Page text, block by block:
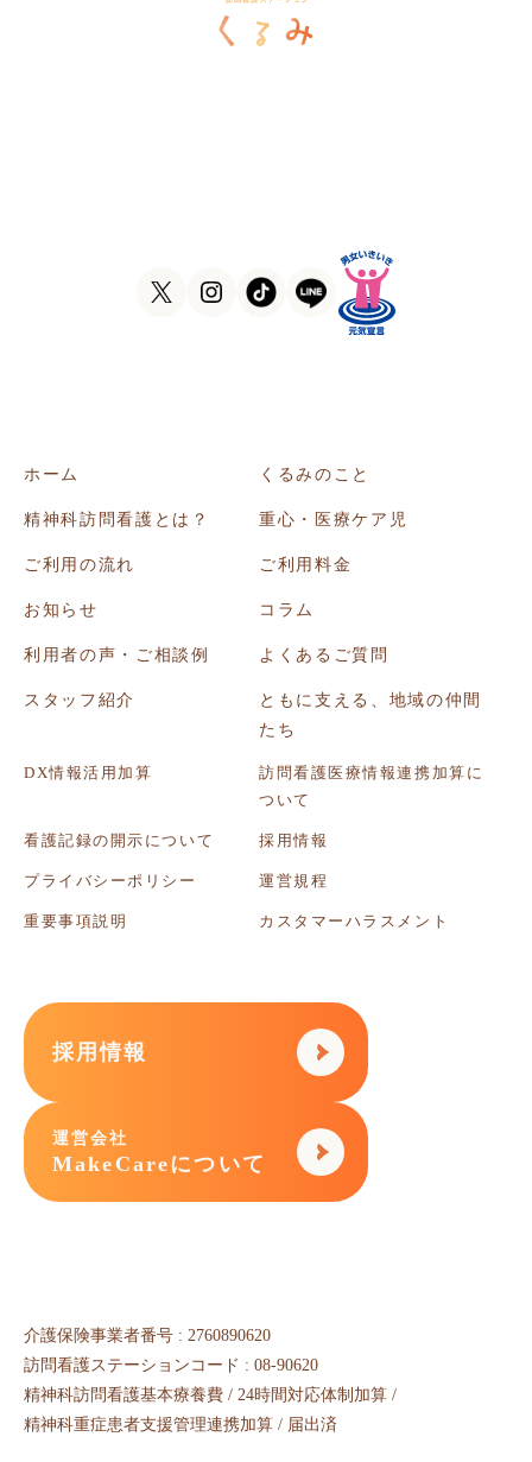
ホーム くるみのこと
精神科訪問看護とは？ 重心・医療ケア児
ご利用の流れ ご利用料金
お知らせ コラム
利用者の声・ご相談例 よくあるご質問
スタッフ紹介
ともに支える、地域の仲間
たち
DX情報活用加算
訪問看護医療情報連携加算に
ついて
看護記録の開示について 採用情報
プライバシーポリシー 運営規程
重要事項説明 カスタマーハラスメント
採用情報
運営会社
MakeCareについて
介護保険事業者番号 : 2760890620
訪問看護ステーションコード : 08-90620
精神科訪問看護基本療養費 / 24時間対応体制加算 /
精神科重症患者支援管理連携加算 / 届出済